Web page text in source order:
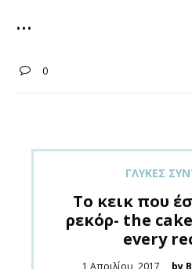
0
ΓΛΥΚΈΣ
Το κεικ που
ρεκόρ- the
every
Posted
1 Απριλίου, 2017 by